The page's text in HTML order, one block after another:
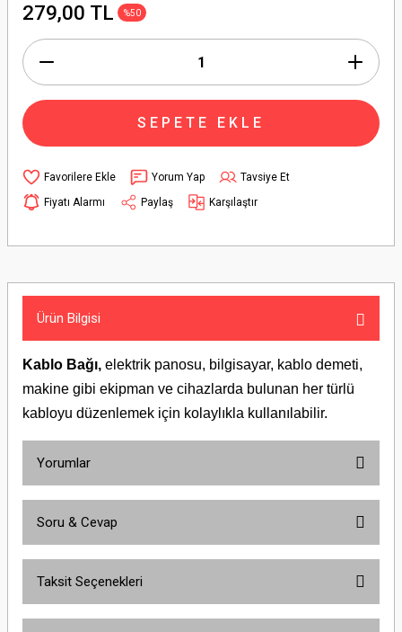
279,00 TL %50
SEPETE EKLE
Yorum Yap
Tavsiye Et
Fiyatı Alarmı
Paylaş Karşılaştır
Ürün Bilgisi
Kablo Bağı, elektrik panosu, bilgisayar, kablo demeti,
makine gibi ekipman ve cihazlarda bulunan her türlü
kabloyu düzenlemek için kolaylıkla kullanılabilir.
Yorumlar
Soru & Cevap
Taksit Seçenekleri